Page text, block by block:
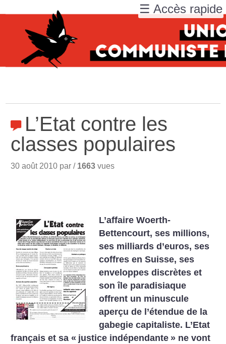
L’Etat contre les
classes populaires
30 août 2010 par / 1663 vues
L’affaire Woerth-
Bettencourt, ses millions,
ses milliards d’euros, ses
coffres en Suisse, ses
enveloppes discrètes et
son île paradisiaque
offrent un minuscule
aperçu de l’étendue de la
gabegie capitaliste. L’Etat
français et sa « justice indépendante » ne vont
☰ Accès rapide